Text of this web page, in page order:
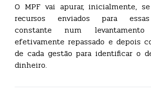
O MPF vai apurar, inicialmente,
recursos enviados para
constante num
efetivamente repassado e depois
de cada gestão para identificar o
dinheiro.